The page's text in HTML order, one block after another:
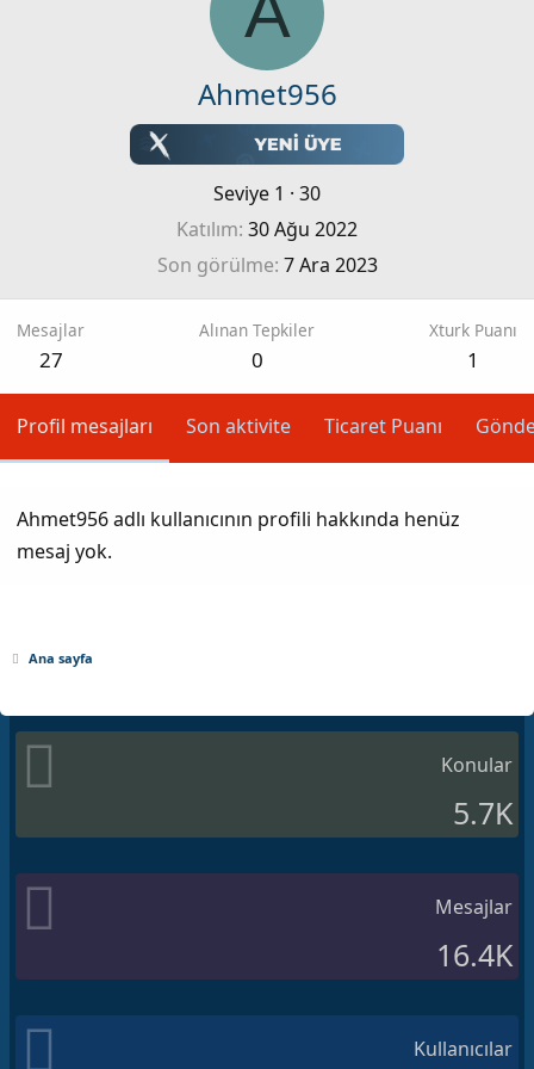
Ahmet956
Seviye 1 · 30
Katılım 30 Ağu 2022
Son görülme 7 Ara 2023
Mesajlar
27
Alınan Tepkiler
0
Xturk Puanı
1
Profil mesajları Son aktivite Ticaret Puanı
Ahmet956 adlı kullanıcının profili hakkında henüz
mesaj yok.
Ana sayfa
Konular
5.7K
Mesajlar
16.4K
Kullanıcılar